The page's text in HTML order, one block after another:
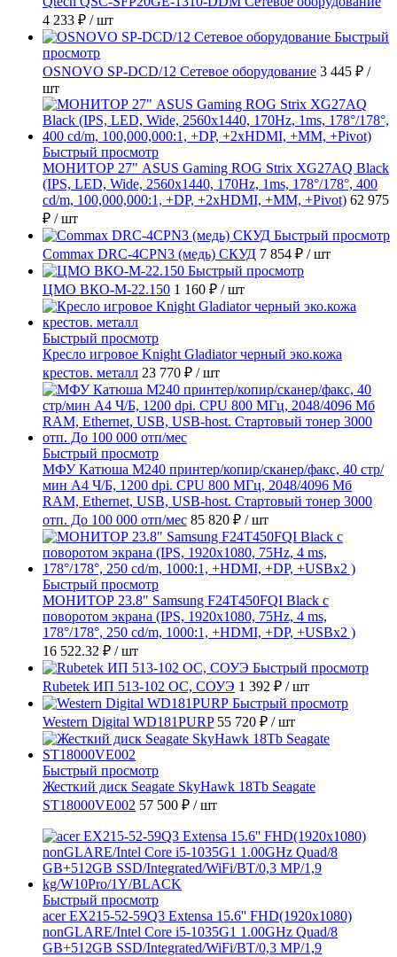
4 233 ₽ / шт
Быстрый
просмотр
OSNOVO SP-DCD/12 Сетевое оборудование 3 445 ₽ /
шт
Быстрый просмотр
МОНИТОР 27" ASUS Gaming ROG Strix XG27AQ Black
(IPS, LED, Wide, 2560x1440, 170Hz, 1ms, 178°/178°, 400
cd/m, 100,000,000:1, +DP, +2хHDMI, +MM, +Pivot) 62 975
₽ / шт
Быстрый просмотр
Commax DRC-4CPN3 (медь) СКУД 7 854 ₽ / шт
Быстрый просмотр
ЦМО ВКО-М-22.150 1 160 ₽ / шт
Быстрый просмотр
Кресло игровое Knight Gladiator черный эко.кожа
крестов. металл 23 770 ₽ / шт
Быстрый просмотр
МФУ Катюша M240 принтер/копир/сканер/факс, 40 стр/
мин А4 Ч/Б, 1200 dpi. CPU 800 МГц, 2048/4096 Мб
RAM, Ethernet, USB, USB-host. Стартовый тонер 3000
отп. До 100 000 отп/мес 85 820 ₽ / шт
Быстрый просмотр
МОНИТОР 23.8" Samsung F24T450FQI Black с
поворотом экрана (IPS, 1920x1080, 75Hz, 4 ms,
178°/178°, 250 cd/m, 1000:1, +HDMI, +DP, +USBx2 )
16 522.32 ₽ / шт
Быстрый просмотр
Rubetek ИП 513-102 ОС, СОУЭ 1 392 ₽ / шт
Быстрый просмотр
Western Digital WD181PURP 55 720 ₽ / шт
Быстрый просмотр
Жесткий диск Seagate SkyHawk 18Tb Seagate
ST18000VE002 57 500 ₽ / шт
Быстрый просмотр
acer EX215-52-59Q3 Extensa 15.6'' FHD(1920x1080)
nonGLARE/Intel Core i5-1035G1 1.00GHz Quad/8
GB+512GB SSD/Integrated/WiFi/BT/0,3 MP/1,9